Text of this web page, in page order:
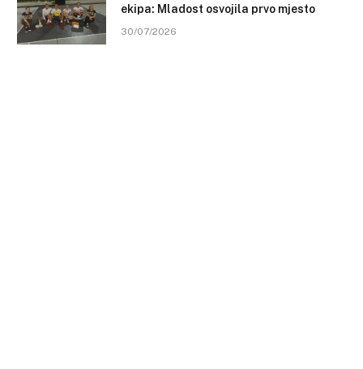
ekipa: Mladost osvojila prvo mjesto
30/07/2026